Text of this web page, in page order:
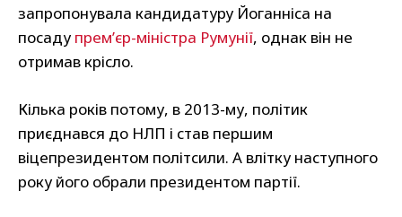
запропонувала кандидатуру Йоганніса на
посаду премʼєр-міністра Румунії, однак він не
отримав крісло.
Кілька років потому, в 2013-му, політик
приєднався до НЛП і став першим
віцепрезидентом політсили. А влітку наступного
року його обрали президентом партії.